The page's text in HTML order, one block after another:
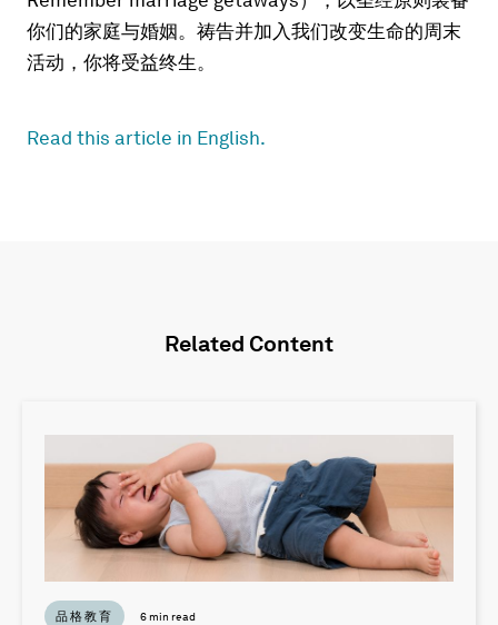
你们的家庭与婚姻。祷告并加入我们改变生命的周末
活动，你将受益终生。
Read this article in English.
Related Content
品格教育 6 min read